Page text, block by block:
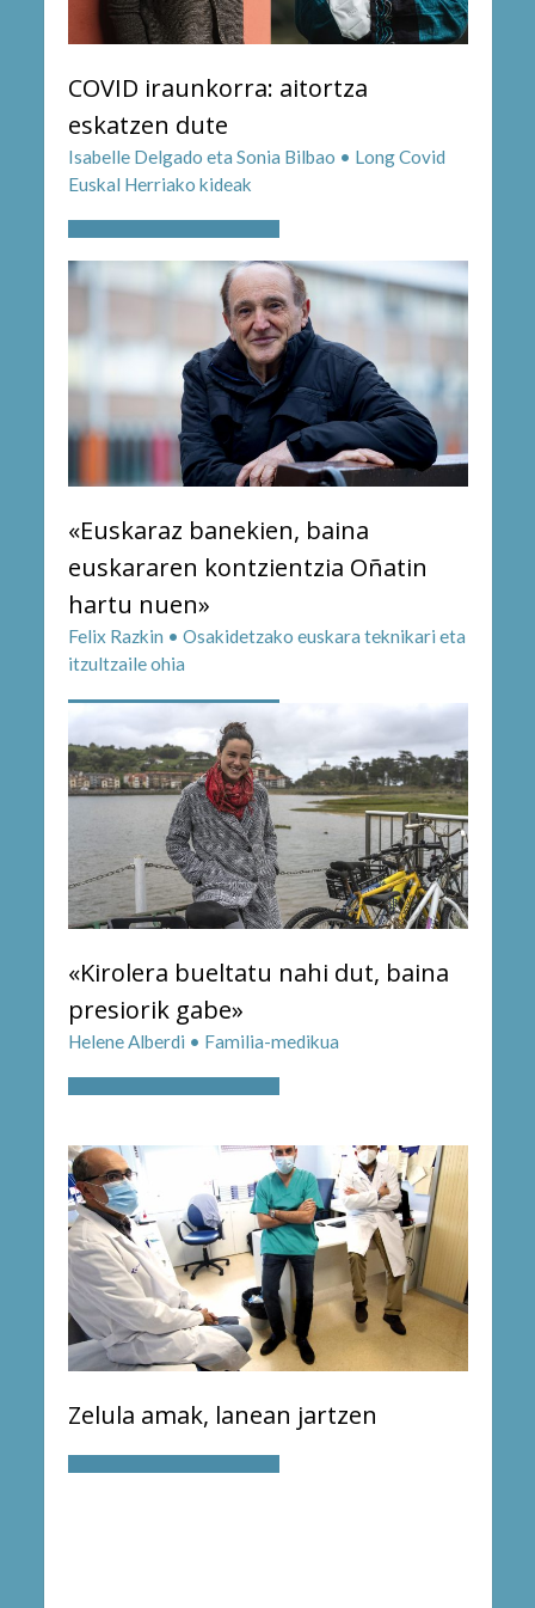
COVID iraunkorra: aitortza
eskatzen dute
Isabelle Delgado eta Sonia Bilbao • Long Covid
Euskal Herriako kideak
«Euskaraz banekien, baina
euskararen kontzientzia Oñatin
hartu nuen»
Felix Razkin • Osakidetzako euskara teknikari eta
itzultzaile ohia
«Kirolera bueltatu nahi dut, baina
presiorik gabe»
Helene Alberdi • Familia-medikua
Zelula amak, lanean jartzen